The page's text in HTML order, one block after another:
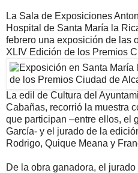
La Sala de Exposiciones
Hospital de Santa María la
febrero una exposición de las
XLIV Edición de los Premios
La edil de Cultura del
Cabañas, recorrió la muestra
que participan –entre ellos, el
García- y el jurado de la
Rodrigo, Quique Meana y
De la obra ganadora, el